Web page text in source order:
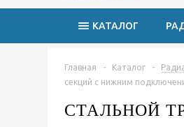
КАТАЛОГ
Главная - Каталог -
секций с нижним
СТАЛЬНОЙ